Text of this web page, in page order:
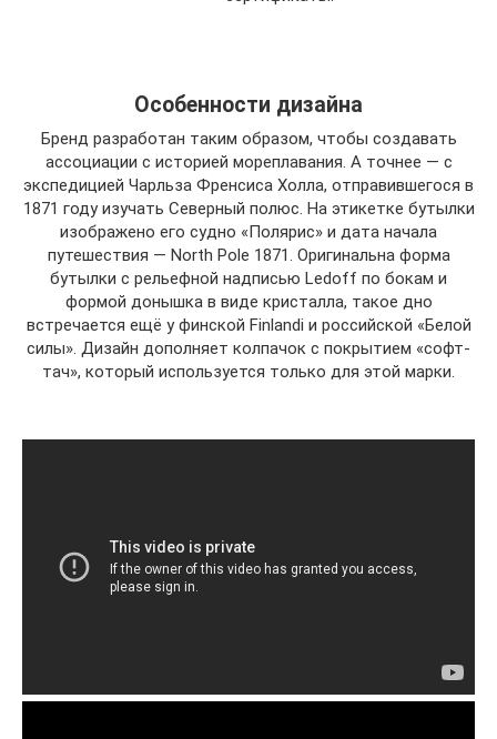
Особенности дизайна
Бренд разработан таким образом, чтобы создавать
ассоциации с историей мореплавания. А точнее — с
экспедицией Чарльза Френсиса Холла, отправившегося в
1871 году изучать Северный полюс. На этикетке бутылки
изображено его судно «Полярис» и дата начала
путешествия — North Pole 1871. Оригинальна форма
бутылки с рельефной надписью Ledoff по бокам и
формой донышка в виде кристалла, такое дно
встречается ещё у финской Finlandi и российской «Белой
силы». Дизайн дополняет колпачок с покрытием «софт-
тач», который используется только для этой марки.